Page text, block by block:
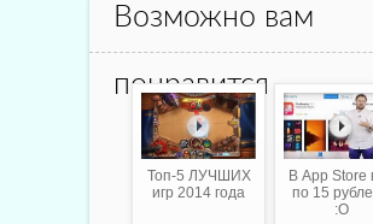
Возможно вам
понравится
Топ-5 ЛУЧШИХ
игр 2014 года
В App Store
по 15
:O